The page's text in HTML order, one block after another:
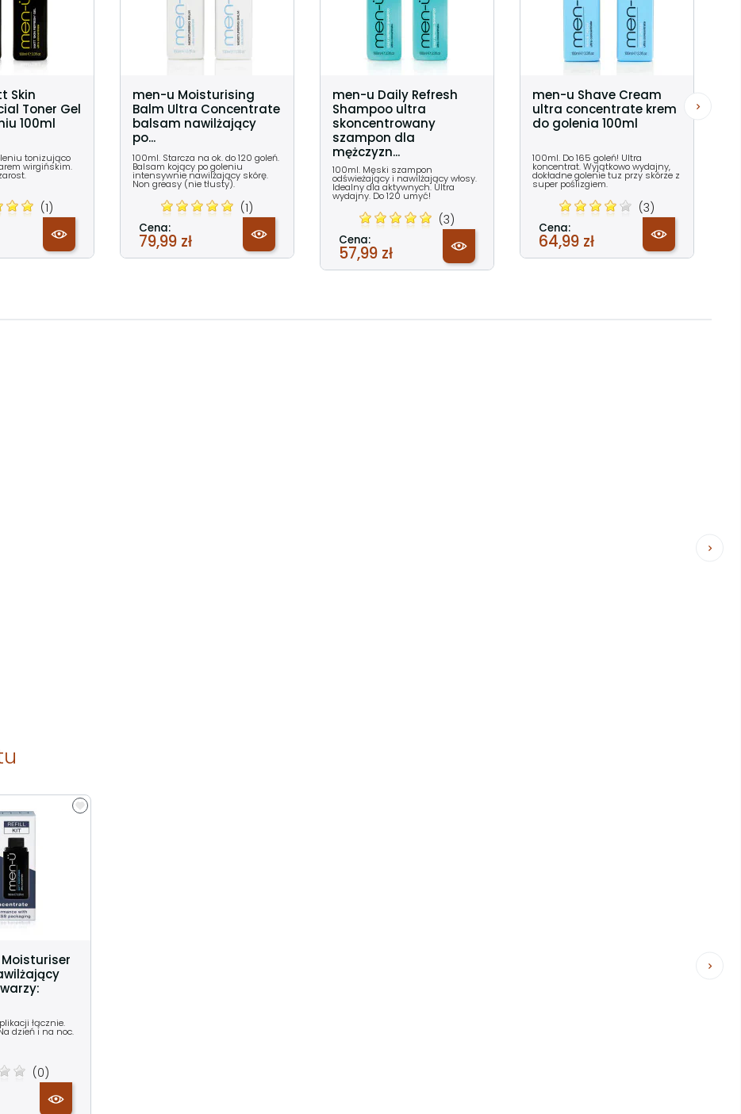
Skin
Toner Gel
100ml
tonizująco
wirgińskim.
(1)
men-u Moisturising
Balm Ultra Concentrate
balsam nawilżający
po...
100ml. Starcza na ok. do 120 goleń.
Balsam kojący po goleniu
intensywnie nawilżający skórę.
Non greasy (nie tłusty).
(1)
Cena:
79,99 zł
men-u Daily Refresh
Shampoo ultra
skoncentrowany
szampon dla
mężczyzn...
100ml. Męski szampon
odświeżający i nawilżający włosy.
Idealny dla aktywnych. Ultra
wydajny. Do 120 umyć!
(3)
Cena:
57,99 zł
men-u Shave Cream
ultra concentrate krem
do golenia 100ml
100ml. Do 165 goleń! Ultra
koncentrat. Wyjątkowo wydajny,
dokładne golenie tuz przy skórze z
super poślizgiem.
(3)
Cena:
64,99 zł
łącznie.
dzień i na noc.
(0)